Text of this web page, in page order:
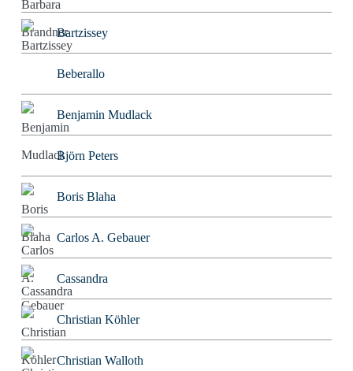
Bartzissey
Beberallo
Benjamin Mudlack
Björn Peters
Boris Blaha
Carlos A. Gebauer
Cassandra
Christian Köhler
Christian Walloth